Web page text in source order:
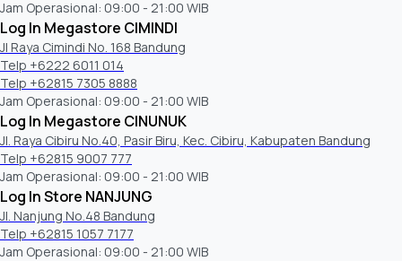
Jam Operasional: 09:00 - 21:00 WIB
Log In Megastore CIMINDI
Jl Raya Cimindi No. 168 Bandung
Telp +6222 6011 014
Telp +62815 7305 8888
Jam Operasional: 09:00 - 21:00 WIB
Log In Megastore CINUNUK
Jl. Raya Cibiru No.40, Pasir Biru, Kec. Cibiru, Kabupaten Bandung
Telp +62815 9007 777
Jam Operasional: 09:00 - 21:00 WIB
Log In Store NANJUNG
Jl. Nanjung No.48 Bandung
Telp +62815 1057 7177
Jam Operasional: 09:00 - 21:00 WIB